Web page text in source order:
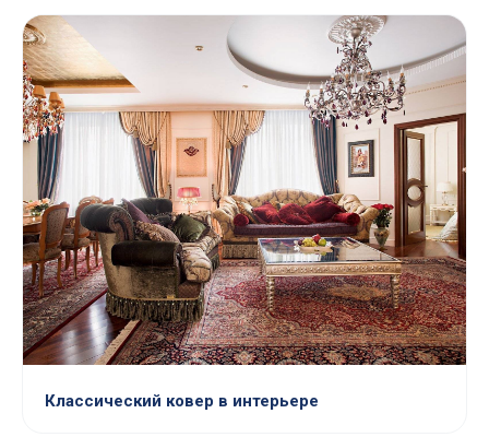
Классический ковер в интерьере